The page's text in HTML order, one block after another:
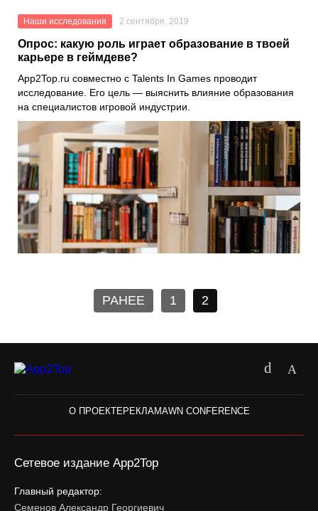
Наши исследования 2 сентября, 2019
Опрос: какую роль играет образование в твоей
карьере в геймдеве?
App2Top.ru совместно с Talents In Games проводит
исследование. Его цель — выяснить влияние образования
на специалистов игровой индустрии.
РАНЕЕ 1 2
О ПРОЕКТЕ РЕКЛАМАWN CONFERENCE
Сетевое издание App2Top
Главный редактор:
Семенов Александр Георгиевич